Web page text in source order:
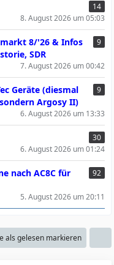
14
8. August 2026 um 05:03
8/'26 & Infos
SDR
9
7. August 2026 um 00:42
Geräte (diesmal
Argosy II)
9
6. August 2026 um 13:33
30
6. August 2026 um 01:24
nach AC8C für
92
5. August 2026 um 20:11
als gelesen markieren